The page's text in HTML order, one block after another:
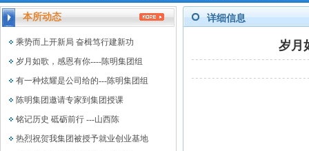
本所动态
乘势而上开新局 奋楫笃行建新功
岁月如歌，感恩有你----陈明集团组
有一种炫耀是公司给的---陈明集团组
陈明集团邀请专家到集团授课
铭记历史 砥砺前行 ---山西陈
热烈祝贺我集团被授予就业创业基地
详细信息
岁月